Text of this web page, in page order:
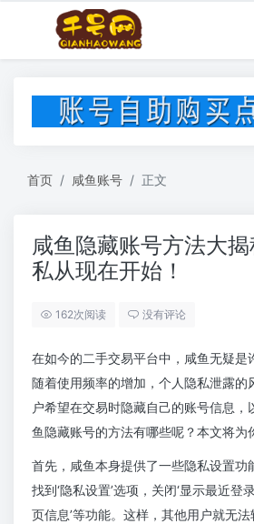
首页 咸鱼账号 正文
咸鱼隐藏账号方法大
私从现在开始！
162次阅读 没有评论
在如今的二手交易平台中，咸鱼无疑是
随着使用频率的增加，个人隐私泄露的
户希望在交易时隐藏自己的账号信息，
鱼隐藏账号的方法有哪些呢？本文将为
首先，咸鱼本身提供了一些隐私设置功
找到‘隐私设置’选项，关闭‘显示最近登
页信息’等功能。这样，其他用户就无